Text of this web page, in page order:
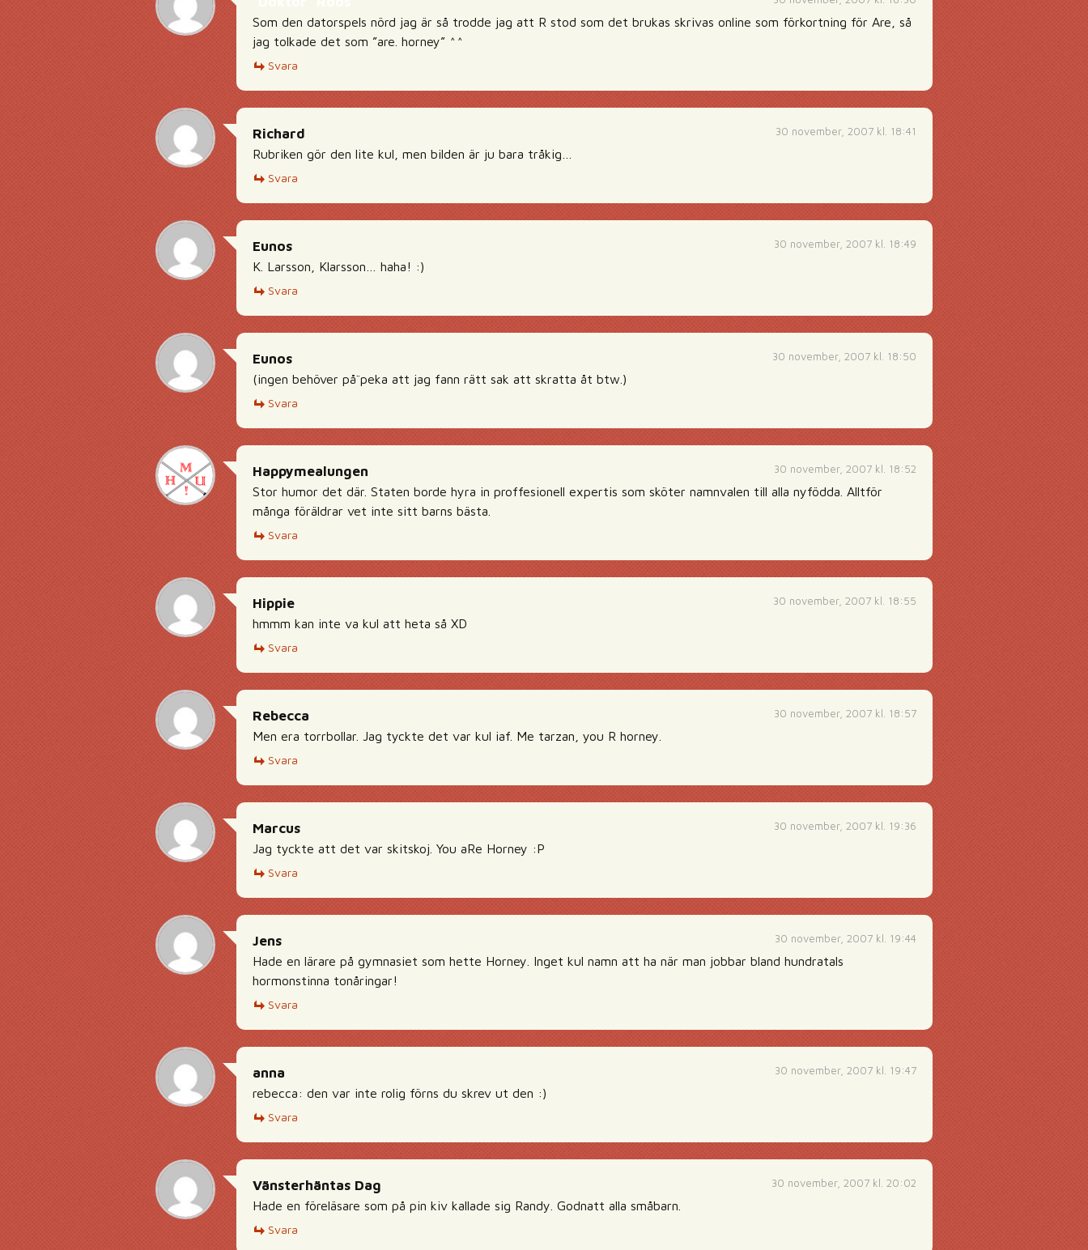
Som den datorspels nörd jag är så trodde jag att R stod som det brukas skrivas online som förkortning för Are, så
jag tolkade det som ”are. horney” ^^
Svara
30 november, 2007 kl. 18:41
Richard
Rubriken gör den lite kul, men bilden är ju bara tråkig…
Svara
30 november, 2007 kl. 18:49
Eunos
K. Larsson, Klarsson… haha! :)
Svara
30 november, 2007 kl. 18:50
Eunos
(ingen behöver på¨peka att jag fann rätt sak att skratta åt btw.)
Svara
30 november, 2007 kl. 18:52
Happymealungen
Stor humor det där. Staten borde hyra in proffesionell expertis som sköter namnvalen till alla nyfödda. Alltför
många föräldrar vet inte sitt barns bästa.
Svara
30 november, 2007 kl. 18:55
Hippie
hmmm kan inte va kul att heta så XD
Svara
30 november, 2007 kl. 18:57
Rebecca
Men era torrbollar. Jag tyckte det var kul iaf. Me tarzan, you R horney.
Svara
30 november, 2007 kl. 19:36
Marcus
Jag tyckte att det var skitskoj. You aRe Horney :P
Svara
30 november, 2007 kl. 19:44
Jens
Hade en lärare på gymnasiet som hette Horney. Inget kul namn att ha när man jobbar bland hundratals
hormonstinna tonåringar!
Svara
30 november, 2007 kl. 19:47
anna
rebecca: den var inte rolig förns du skrev ut den :)
Svara
30 november, 2007 kl. 20:02
Vänsterhäntas Dag
Hade en föreläsare som på pin kiv kallade sig Randy. Godnatt alla småbarn.
Svara